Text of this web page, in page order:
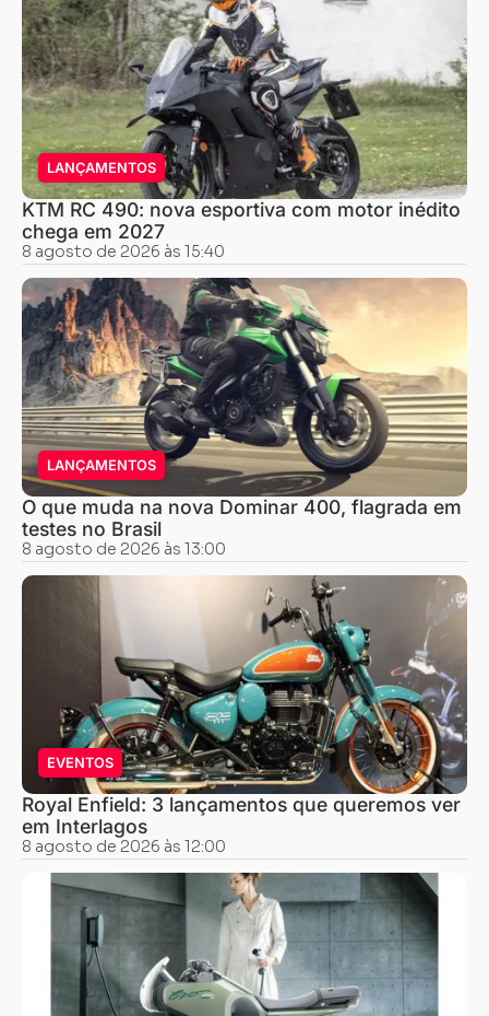
LANÇAMENTOS
KTM RC 490: nova esportiva com motor inédito
chega em 2027
8 agosto de 2026 às 15:40
LANÇAMENTOS
O que muda na nova Dominar 400, flagrada em
testes no Brasil
8 agosto de 2026 às 13:00
EVENTOS
Royal Enfield: 3 lançamentos que queremos ver
em Interlagos
8 agosto de 2026 às 12:00